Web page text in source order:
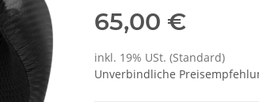
65,00 €
inkl. 19% USt. (Standard)
Unverbindliche